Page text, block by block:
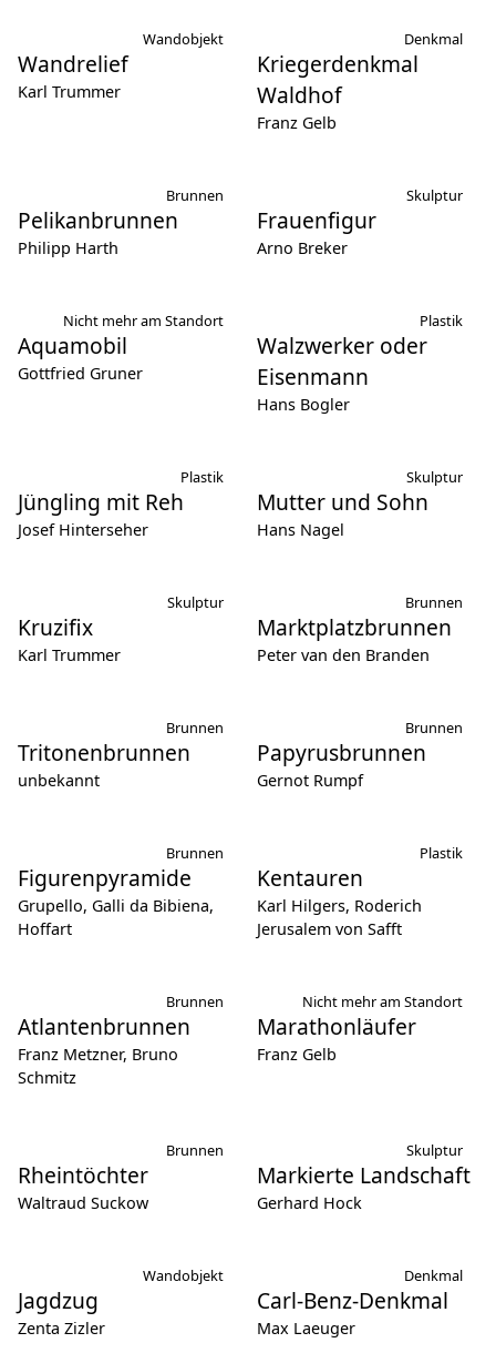
Wandrelief
Wandobjekt
Karl Trummer
Kriegerdenkmal
Waldhof
Denkmal
Franz Gelb
Pelikanbrunnen
Brunnen
Philipp Harth
Frauenfigur
Skulptur
Arno Breker
Aquamobil
Nicht mehr am Standort
Gottfried Gruner
Walzwerker oder
Eisenmann
Plastik
Hans Bogler
Jüngling mit Reh
Plastik
Josef Hinterseher
Mutter und Sohn
Skulptur
Hans Nagel
Kruzifix
Skulptur
Karl Trummer
Marktplatzbrunnen
Brunnen
Peter van den Branden
Tritonenbrunnen
Brunnen
unbekannt
Papyrusbrunnen
Brunnen
Gernot Rumpf
Figurenpyramide
Brunnen
Grupello, Galli da Bibiena,
Hoffart
Kentauren
Plastik
Karl Hilgers, Roderich
Jerusalem von Safft
Atlantenbrunnen
Brunnen
Franz Metzner, Bruno
Schmitz
Marathonläufer
Nicht mehr am Standort
Franz Gelb
Rheintöchter
Brunnen
Waltraud Suckow
Markierte Landschaft
Skulptur
Gerhard Hock
Jagdzug
Wandobjekt
Zenta Zizler
Carl-Benz-Denkmal
Denkmal
Max Laeuger